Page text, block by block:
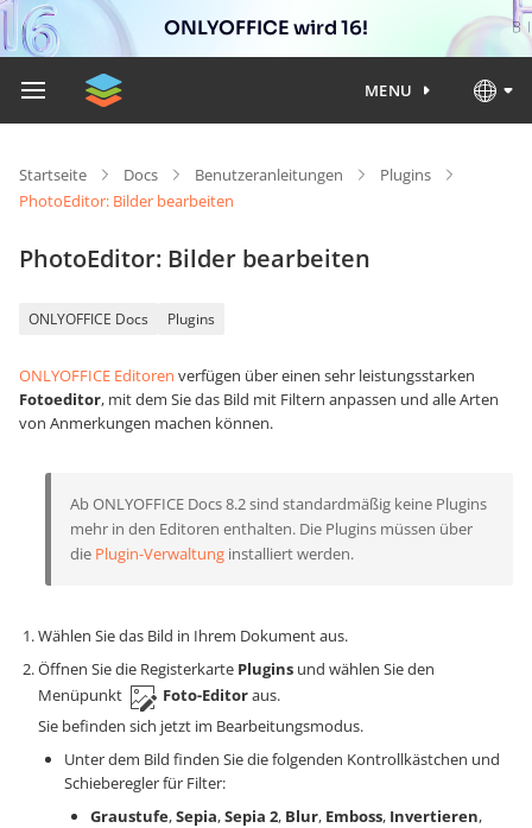
ONLYOFFICE wird 16!
MENU
Startseite Docs Benutzeranleitungen
Plugins
PhotoEditor: Bilder bearbeiten
PhotoEditor: Bilder bearbeiten
ONLYOFFICE Docs Plugins
ONLYOFFICE Editoren verfügen über einen sehr leistungsstarken
Fotoeditor, mit dem Sie das Bild mit Filtern anpassen und alle Arten
von Anmerkungen machen können.
Ab ONLYOFFICE Docs 8.2 sind standardmäßig keine Plugins
mehr in den Editoren enthalten. Die Plugins müssen über
die Plugin-Verwaltung installiert werden.
Wählen Sie das Bild in Ihrem Dokument aus.
Öffnen Sie die Registerkarte Plugins und wählen Sie den
Menüpunkt
Foto-Editoraus.
Sie befinden sich jetzt im Bearbeitungsmodus.
Unter dem Bild finden Sie die folgenden Kontrollkästchen und
Schieberegler für Filter:
Graustufe,Sepia,Sepia 2, Blur, Emboss, Invertieren,